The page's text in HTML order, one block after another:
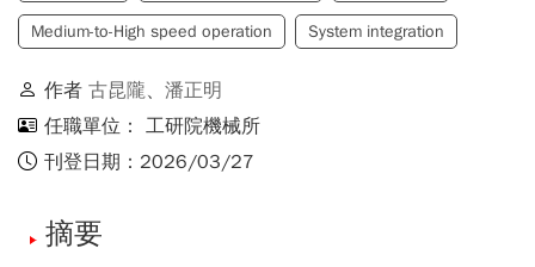
Medium-to-High speed operation System integration
作者 古昆隴、 潘正明
任職單位： 工研院機械所
刊登日期：2026/03/27
摘要